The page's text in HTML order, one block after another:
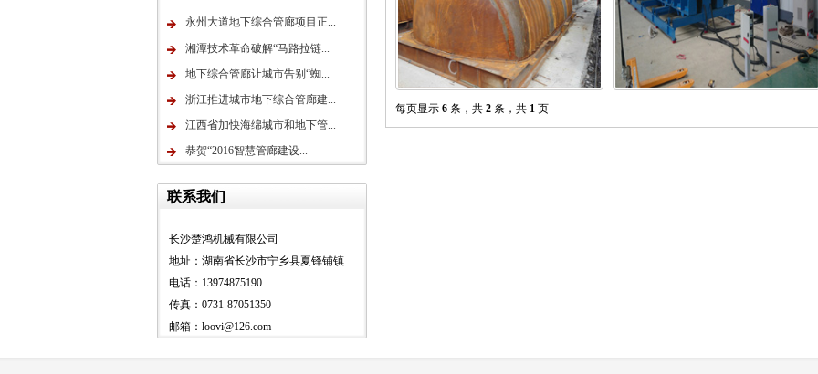
永州大道地下综合管廊项目正...
湘潭技术革命破解“马路拉链...
地下综合管廊让城市告别“蜘...
浙江推进城市地下综合管廊建...
江西省加快海绵城市和地下管...
恭贺“2016智慧管廊建设...
联系我们
长沙楚鸿机械有限公司
地址：湖南省长沙市宁乡县夏铎铺镇
电话：13974875190
传真：0731-87051350
邮箱：loovi@126.com
每页显示 6 条，共 2 条，共 1 页